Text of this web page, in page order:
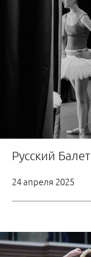
Русский Балет
24 апреля 2025